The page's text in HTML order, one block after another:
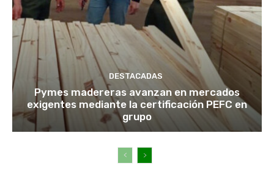
DESTACADAS
Pymes madereras avanzan en mercados
exigentes mediante la certificación PEFC en
grupo